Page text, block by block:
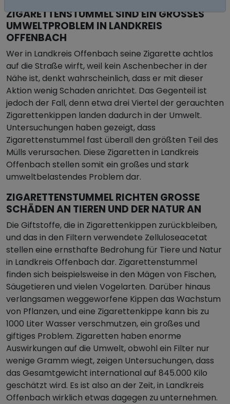
ZIGARETTENSTUMMEL SIND EIN GROSSES U
MWELTPROBLEM IN LANDKREIS O
FFENBACH
Wer in Landkreis Offenbach seine Zigarette achtlos
auf die Straße wirft, weil kein Aschenbecher in der
Nähe ist, denkt wahrscheinlich, dass er mit dieser
Aktion wenig Schaden anrichtet. Das Gegenteil ist
jedoch der Fall, denn etwa drei Viertel der gerauchten
Zigarettenkippen landen dadurch in der Umwelt.
Untersuchungen haben gezeigt, dass
Zigarettenstummel fast überall den größten Teil des
Mülls verursachen. Diese Zigaretten in Landkreis
Offenbach stellen somit ein großes und stark
umweltbelastendes Problem dar.
ZIGARETTENSTUMMEL RICHTEN GROSSE S
CHÄDEN AN TIEREN UND DER NATUR AN
Die Giftstoffe, die in Zigarettenkippen zurückbleiben,
und das in den Filtern verwendete Zelluloseacetat
stellen eine ernsthafte Bedrohung für Tiere und Natur
in Landkreis Offenbach dar. Zigarettenstummel
finden sich beispielsweise in den Mägen von Fischen,
Säugetieren und vielen Vogelarten. Darüber hinaus
verlangsamen weggeworfene Kippen das Wachstum
von Pflanzen, und eine Zigarettenkippe kann bis zu
1000 Liter Wasser verschmutzen, ein großes und
giftiges Problem. Zigaretten haben enorme
Auswirkungen auf die Umwelt, obwohl ein Filter nur
wenige Gramm wiegt, zeigen Untersuchungen, dass
das Gesamtgewicht international auf 845.000 Kilo
geschätzt wird. Es ist also an der Zeit, in Landkreis
Offenbach wirklich etwas dagegen zu unternehmen.